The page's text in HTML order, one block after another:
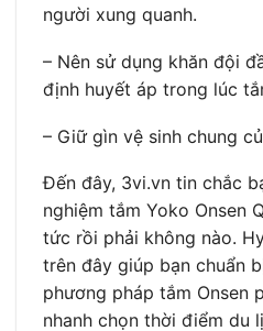
người xung quanh.
– Nên sử dụng khăn đội
định huyết áp trong lúc
– Giữ gìn vệ sinh chung
Đến đây, 3vi.vn tin chắc
nghiệm tắm Yoko Onsen
tức rồi phải không nào.
trên đây giúp bạn chuẩn
phương pháp tắm Onsen
nhanh chọn thời điểm du